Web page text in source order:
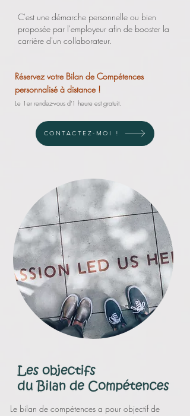
C'est une démarche personnelle ou bien
proposée par l'employeur afin de booster la
carrière d'un collaborateur.
Réservez votre Bilan de Compétences
personnalisé à distance !
Le 1er rendez-vous d'1 heure est gratuit.
CONTACTEZ-MOI !
Le bilan de compétences a pour objectif de